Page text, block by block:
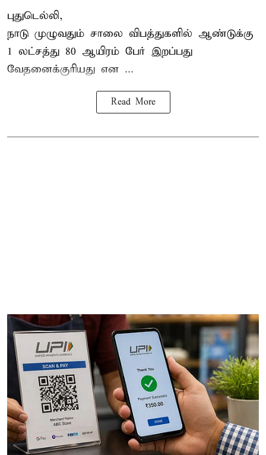
புதுடெல்லி,
நாடு முழுவதும் சாலை விபத்துகளில் ஆண்டுக்கு
1 லட்சத்து 80 ஆயிரம் பேர் இறப்பது
வேதனைக்குரியது என ...
Read More